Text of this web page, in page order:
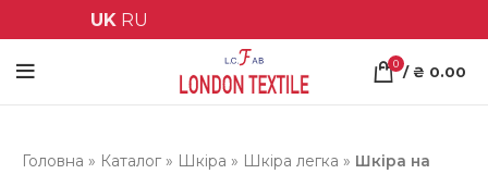
UK RU
0 / ₴ 0.00
Головна » Каталог » Шкіра » Шкіра легка » Шкіра на